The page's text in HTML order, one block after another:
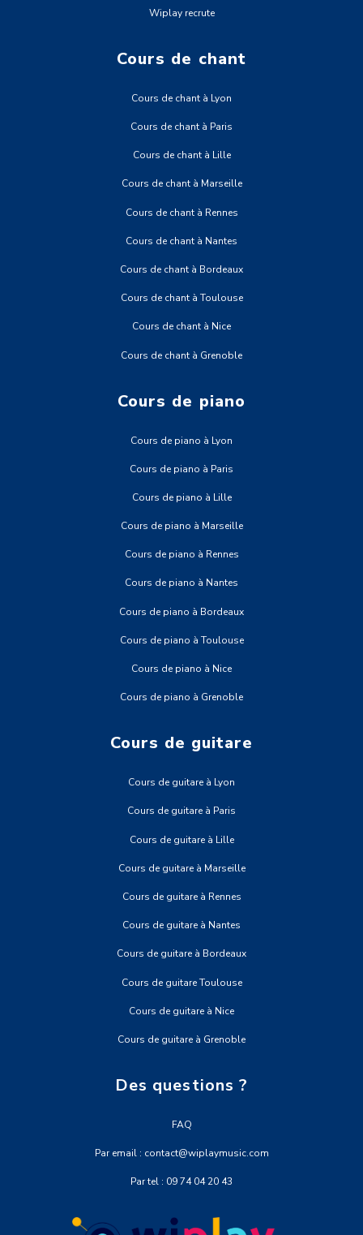
Wiplay recrute
Cours de chant
Cours de chant à Lyon
Cours de chant à Paris
Cours de chant à Lille
Cours de chant à Marseille
Cours de chant à Rennes
Cours de chant à Nantes
Cours de chant à Bordeaux
Cours de chant à Toulouse
Cours de chant à Nice
Cours de chant à Grenoble
Cours de piano
Cours de piano à Lyon
Cours de piano à Paris
Cours de piano à Lille
Cours de piano à Marseille
Cours de piano à Rennes
Cours de piano à Nantes
Cours de piano à Bordeaux
Cours de piano à Toulouse
Cours de piano à Nice
Cours de piano à Grenoble
Cours de guitare
Cours de guitare à Lyon
Cours de guitare à Paris
Cours de guitare à Lille
Cours de guitare à Marseille
Cours de guitare à Rennes
Cours de guitare à Nantes
Cours de guitare à Bordeaux
Cours de guitare Toulouse
Cours de guitare à Nice
Cours de guitare à Grenoble
Des questions ?
FAQ
Par email : contact@wiplaymusic.com
Par tel : 09 74 04 20 43